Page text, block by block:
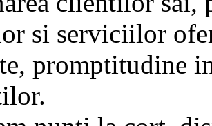
si serviciilor
promptitudine